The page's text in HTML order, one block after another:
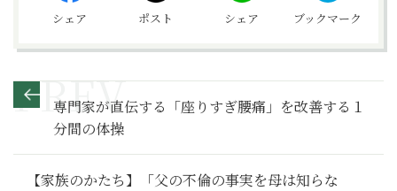
シェア ポスト シェア ブックマーク
専門家が直伝する「座りすぎ腰痛」を改善する１
分間の体操
【家族のかたち】「父の不倫の事実を母は知らな